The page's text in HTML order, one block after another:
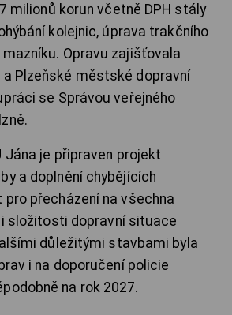
milionů korun včetně DPH stály
kolejnic, úprava trakčního
Opravu zajišťovala
a Plzeňské městské dopravní
se Správou veřejného
Jána je připraven projekt
a doplnění chybějících
přecházení na všechna
složitosti dopravní situace
důležitými stavbami byla
i na doporučení policie
na rok 2027.